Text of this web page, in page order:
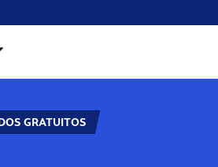
GRATUITOS